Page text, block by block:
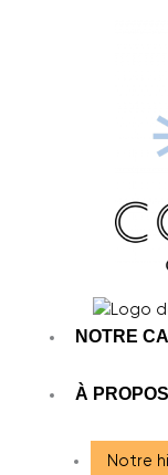
NOTRE
À PROPOS
Notre